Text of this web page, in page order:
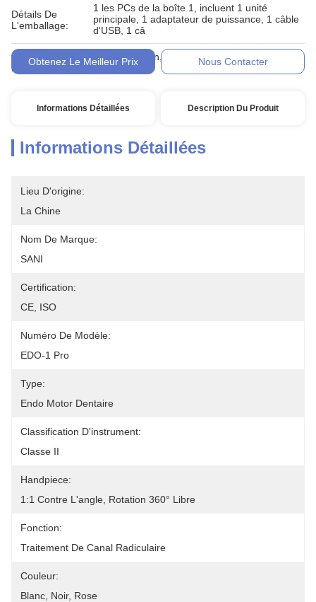
Détails De
L'emballage:
1 les PCs de la boîte 1, incluent 1 unité
principale, 1 adaptateur de puissance, 1 câble
d'USB, 1 câ
Conditions De
Paiement:
Western Union, T/T,
Obtenez Le Meilleur Prix Nous Contacter
Informations Détaillées Description Du Produit
Informations Détaillées
Lieu D'origine:
La Chine
Nom De Marque:
SANI
Certification:
CE, ISO
Numéro De Modèle:
EDO-1 Pro
Type:
Endo Motor Dentaire
Classification D'instrument:
Classe II
Handpiece:
1:1 Contre L'angle, Rotation 360° Libre
Fonction:
Traitement De Canal Radiculaire
Couleur:
Blanc, Noir, Rose